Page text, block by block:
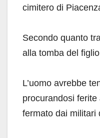
cimitero di
Secondo quanto
alla tomba del
L’uomo avrebbe
procurandosi
fermato dai militari